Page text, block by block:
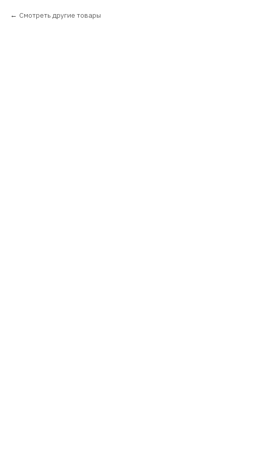
Смотреть другие товары